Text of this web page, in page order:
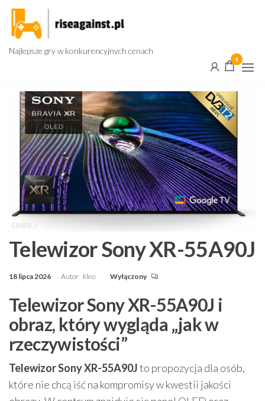
Przejdź
treści
Najlepsze gry w konkurencyjnych cenach
0
Telewizor Sony XR-55A90J
18 lipca 2026 Autor kleo Wyłączony
Telewizor Sony XR-55A90J i
obraz, który wygląda „jak w
rzeczywistości”
Telewizor Sony XR-55A90Jto propozycja dla osób,
które nie chcą iść na kompromisy w kwestii jakości